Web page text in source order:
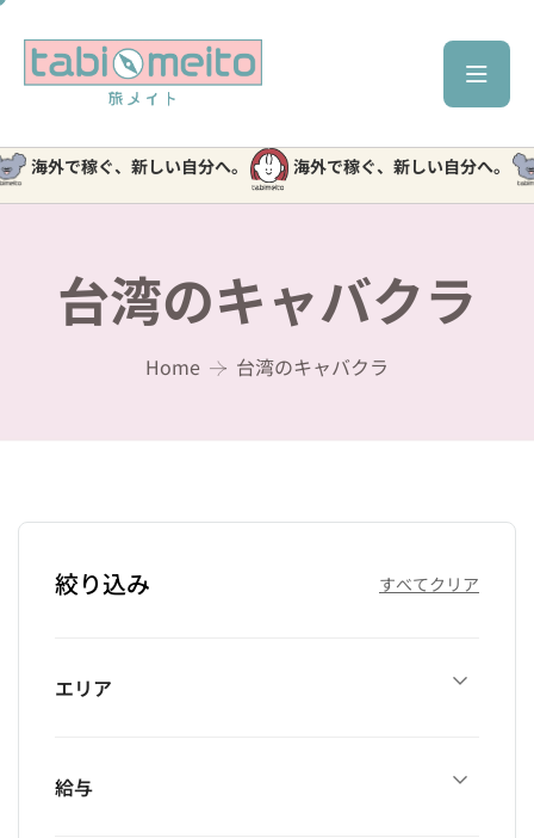
海外で稼ぐ、新しい自分へ。 海外で稼ぐ、新しい自分へ。
台湾のキャバクラ
Home 台湾のキャバクラ
絞り込み すべてクリア
エリア
給与